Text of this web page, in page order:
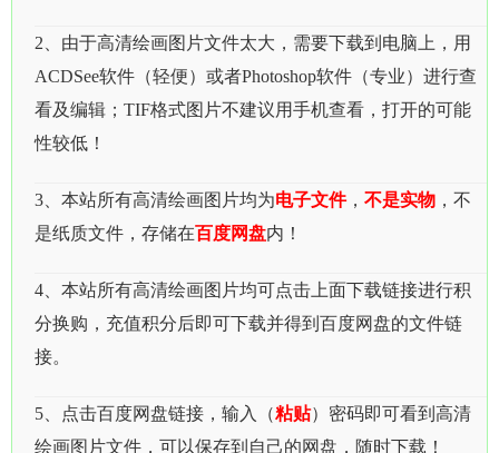
2、由于高清绘画图片文件太大，需要下载到电脑上，用
ACDSee软件（轻便）或者Photoshop软件（专业）进行查
看及编辑；TIF格式图片不建议用手机查看，打开的可能
性较低！
3、本站所有高清绘画图片均为电子文件， 不是实物 ，不
是纸质文件，存储在百度网盘内！
4、本站所有高清绘画图片均可点击上面下载链接进行积
分换购，充值积分后即可下载并得到百度网盘的文件链
接。
5、点击百度网盘链接，输入（粘贴）密码即可看到高清
绘画图片文件，可以保存到自己的网盘，随时下载！